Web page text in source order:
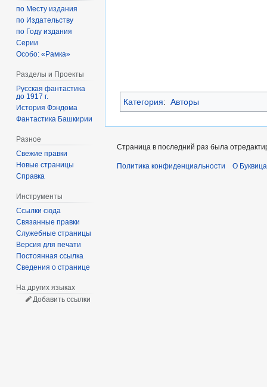
Категория: Авторы
по Месту издания
по Издательству
по Году издания
Серии
Особо: «Рамка»
Разделы и Проекты
Русская фантастика
до 1917 г.
История Фэндома
Фантастика Башкирии
Разное
Свежие правки
Новые страницы
Справка
Инструменты
Ссылки сюда
Связанные правки
Служебные страницы
Версия для печати
Постоянная ссылка
Сведения о странице
На других языках
Добавить ссылки
Страница в последний раз была
Политика конфиденциальности О Буквица